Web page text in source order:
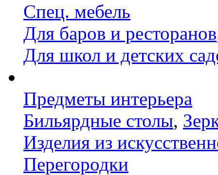
Спец. мебель
Для баров и ресторанов
Для школ и детских
Предметы интерьера
Бильярдные столы,
Изделия из
Перегородки